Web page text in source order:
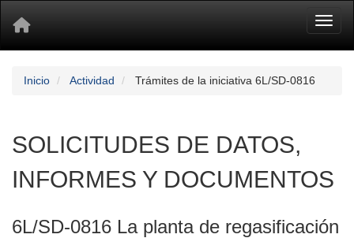
Inicio Actividad Trámites de la iniciativa 6L/SD-0816
SOLICITUDES DE DATOS,
INFORMES Y DOCUMENTOS
6L/SD-0816 La planta de regasificación